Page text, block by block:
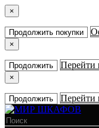
×
Продолжить покупки
×
Продолжить Перейти
×
Продолжить Перейти